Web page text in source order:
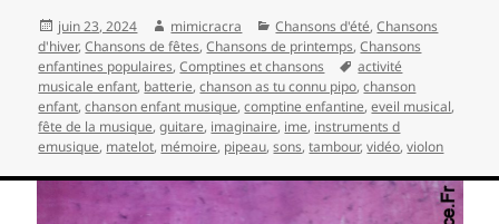
Publié
le
juin 23, 2024 Auteur
mimicracra Catégories
Chansons d'été,Chansons
d'hiver,Chansons de fêtes,Chansons de printemps,Chansons
enfantines populaires,Comptines et chansons
Mots-
clés
activité
musicale enfant, batterie,chanson as tu connu pipo,chanson
enfant,chanson enfant musique,comptine enfantine,eveil musical,
fête de la musique,guitare, imaginaire, ime, instruments d
emusique, matelot, mémoire, pipeau,sons,tambour,vidéo,violon